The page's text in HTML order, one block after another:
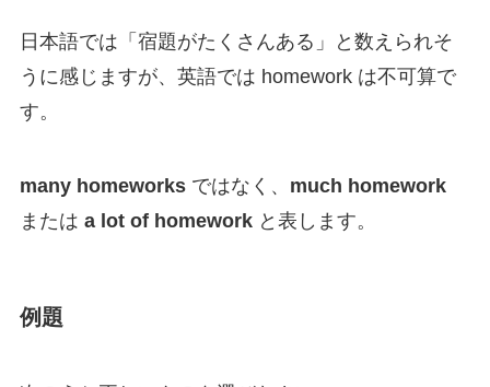
日本語では「宿題がたくさんある」と数えられそ
うに感じますが、英語では homework は不可算で
す。
many homeworksではなく、 much homework
または a lot of homeworkと表します。
例題